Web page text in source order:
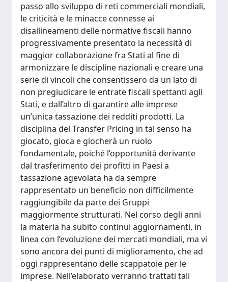
passo allo sviluppo di reti commerciali mondiali,
le criticità e le minacce connesse ai
disallineamenti delle normative fiscali hanno
progressivamente presentato la necessità di
maggior collaborazione fra Stati al fine di
armonizzare le discipline nazionali e creare una
serie di vincoli che consentissero da un lato di
non pregiudicare le entrate fiscali spettanti agli
Stati, e dall’altro di garantire alle imprese
un’unica tassazione dei redditi prodotti. La
disciplina del Transfer Pricing in tal senso ha
giocato, gioca e giocherà un ruolo
fondamentale, poiché l’opportunità derivante
dal trasferimento dei profitti in Paesi a
tassazione agevolata ha da sempre
rappresentato un beneficio non difficilmente
raggiungibile da parte dei Gruppi
maggiormente strutturati. Nel corso degli anni
la materia ha subito continui aggiornamenti, in
linea con l’evoluzione dei mercati mondiali, ma vi
sono ancora dei punti di miglioramento, che ad
oggi rappresentano delle scappatoie per le
imprese. Nell’elaborato verranno trattati tali